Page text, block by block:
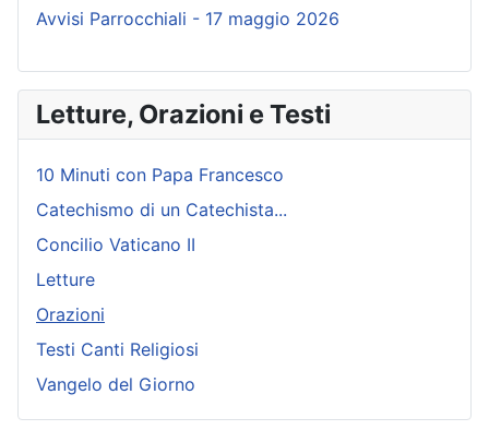
Avvisi Parrocchiali - 17 maggio 2026
Letture, Orazioni e Testi
10 Minuti con Papa Francesco
Catechismo di un Catechista...
Concilio Vaticano II
Letture
Orazioni
Testi Canti Religiosi
Vangelo del Giorno